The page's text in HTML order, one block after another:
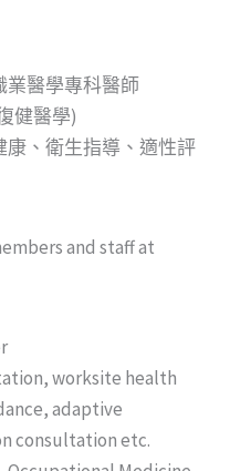
業醫學專科醫師
健醫學)
、衛生指導、適性評
and staff at
worksite health
adaptive
consultation etc.